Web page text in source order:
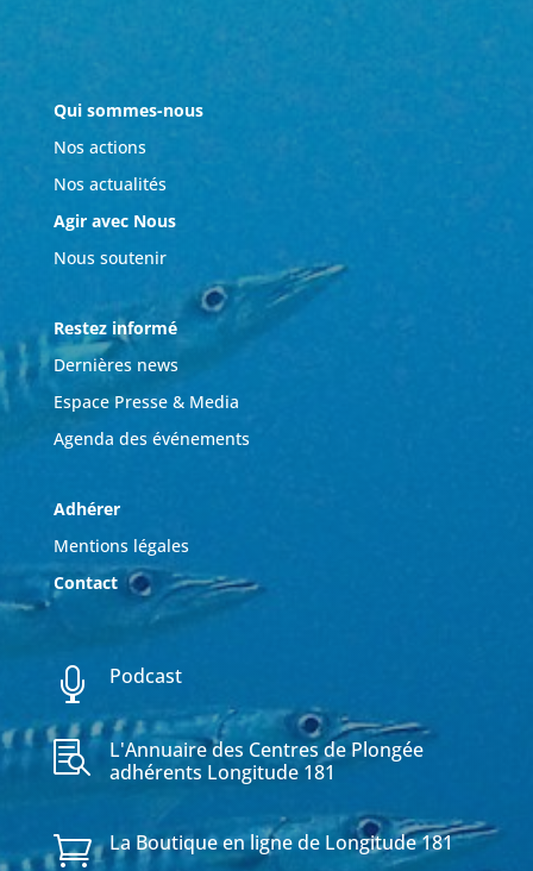
Qui sommes-nous
Nos actions
Nos actualités
Agir avec Nous
Nous soutenir
Restez informé
Dernières news
Espace Presse & Media
Agenda des événements
Adhérer
Mentions légales
Contact
 Podcast

L'Annuaire des Centres de Plongée
adhérents Longitude 181
 La Boutique en ligne de Longitude 181